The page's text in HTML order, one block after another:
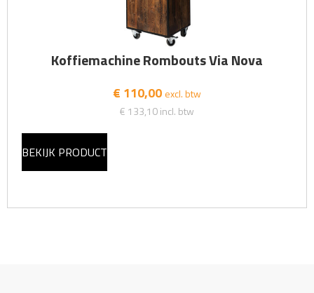
Koffiemachine Rombouts Via Nova
€ 110,00 excl. btw
€ 133,10incl. btw
BEKIJK PRODUCT